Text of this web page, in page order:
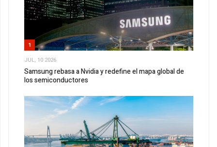
1
JUL, 10 2026
Samsung rebasa a Nvidia y redefine el mapa global de
los semiconductores